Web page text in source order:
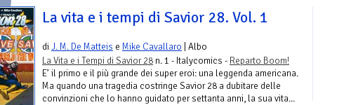
La vita e i tempi di Savior 28. Vol. 1
diJ. M. De Matteis e Mike Cavallaro | Albo
La Vita e i Tempi di Savior 28 n. 1 - Italycomics - Reparto Boom!
E’ il primo e il più grande dei super eroi: una leggenda americana.
Ma quando una tragedia costringe Savior 28 a dubitare delle
convinzioni che lo hanno guidato per settanta anni, la sua vita...